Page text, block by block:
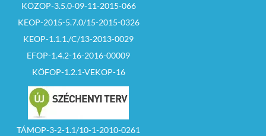
KÖZOP-3.5.0-09-11-2015-066
KEOP-2015-5.7.0/15-2015-0326
KEOP-1.1.1./C/13-2013-0029
EFOP-1.4.2-16-2016-00009
KÖFOP-1.2.1-VEKOP-16
TÁMOP-3-2-1.1/10-1-2010-0261